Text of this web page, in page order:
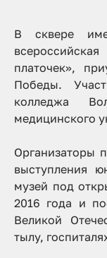
В сквере
платочек»,
Победы.
колледжа
медицинского
Организаторы
выступления
музей под
2016 года и
Великой
тылу,